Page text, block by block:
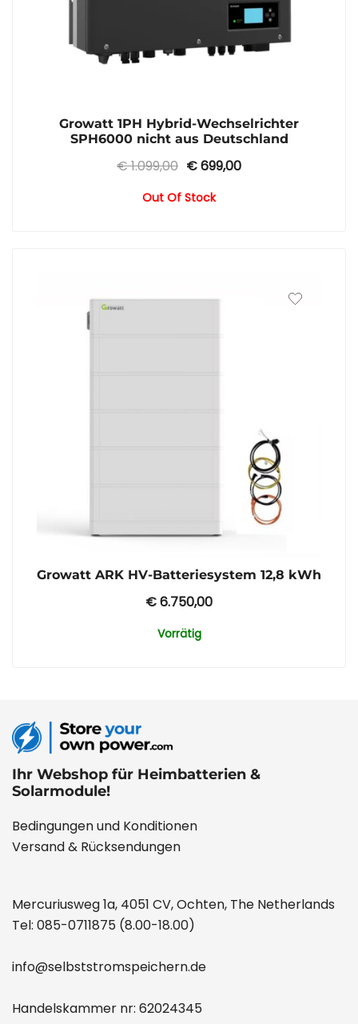
Growatt 1PH Hybrid-Wechselrichter
SPH6000 nicht aus Deutschland
€1.099,00 Ursprünglicher
war:
€699,00Aktueller
Out Of Stock
Growatt ARK HV-Batteriesystem 12,8 kWh
€6.750,00
Vorrätig
Ihr Webshop für Heimbatterien &
Solarmodule!
Bedingungen und Konditionen
Versand & Rücksendungen
Mercuriusweg 1a, 4051 CV, Ochten, The Netherlands
Tel: 085-0711875 (8.00-18.00)
info@selbststromspeichern.de
Handelskammer nr: 62024345